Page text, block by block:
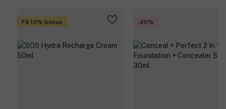
Få 10% bonus -20%